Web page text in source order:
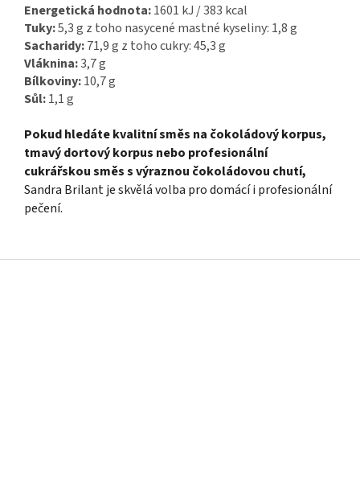
Energetická hodnota:1601 kJ / 383 kcal
Tuky:5,3 g z toho nasycené mastné kyseliny: 1,8 g
Sacharidy:71,9 g z toho cukry: 45,3 g
Vláknina:3,7 g
Bílkoviny:10,7 g
Sůl:1,1 g
Pokud hledáte kvalitní směs na čokoládový korpus,
tmavý dortový korpus nebo profesionální
cukrářskou směs s výraznou čokoládovou chutí,
Sandra Brilant je skvělá volba pro domácí i profesionální
pečení.